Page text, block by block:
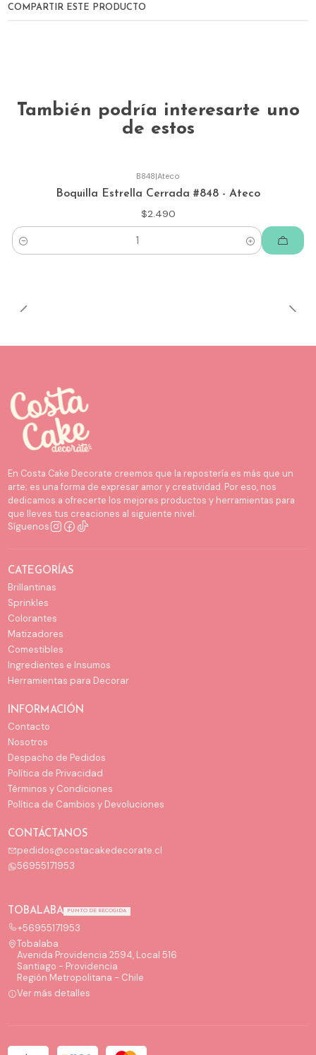
COMPARTIR ESTE PRODUCTO
También podría interesarte uno
de estos
B848|Ateco
Boquilla Estrella Cerrada #848 - Ateco
$2.490
Cantidad
En Costa Cake Decorate creemos que la repostería es más que un
arte; es una forma de expresar amor y creatividad. Por eso, nos
dedicamos a ofrecerte los mejores productos y herramientas para
que lleves tus creaciones al siguiente nivel.
Síguenos
CATEGORÍAS
Brillantinas
Sprinkles
Colorantes
Matizadores
Comestibles
Ingredientes e Insumos
Herramientas para Decorar
INFORMACIÓN
Contacto
Nosotros
Despacho de Pedidos
Política de Privacidad
Términos y Condiciones
Política de Cambios y Devoluciones
CONTÁCTANOS
pedidos@costacakedecorate.cl
56955171953
TOBALABA PUNTO DE RECOGIDA
+56955171953
Tobalaba
Avenida Providencia 2594, Local 516
Santiago - Providencia
Región Metropolitana - Chile
Ver más detalles